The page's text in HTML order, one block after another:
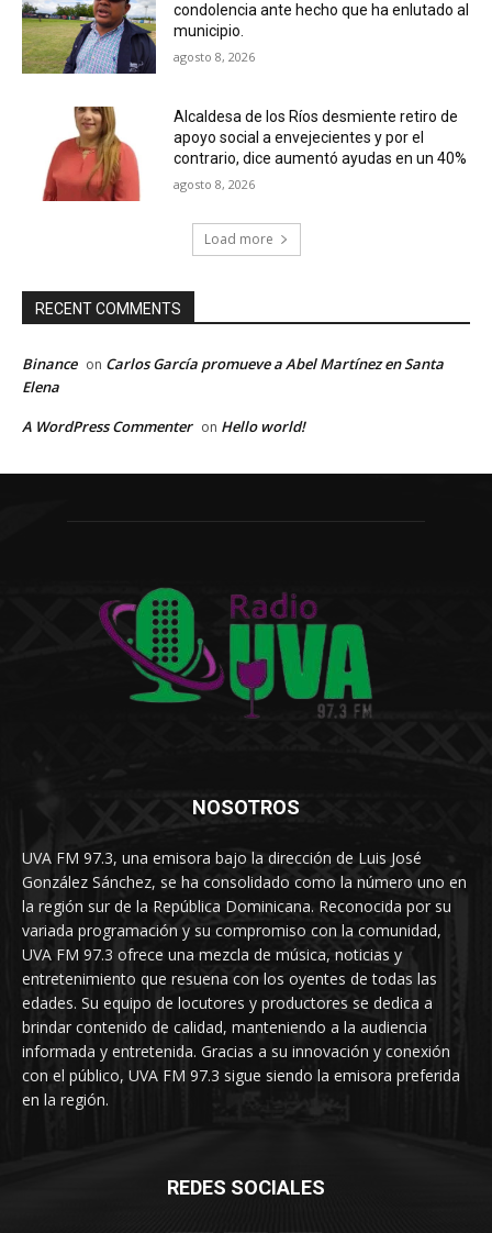
condolencia ante hecho que ha enlutado al
municipio.
agosto 8, 2026
Alcaldesa de los Ríos desmiente retiro de
apoyo social a envejecientes y por el
contrario, dice aumentó ayudas en un 40%
agosto 8, 2026
Load more
RECENT COMMENTS
Binance on Carlos García promueve a Abel Martínez en Santa
Elena
A WordPress Commenter on Hello world!
NOSOTROS
UVA FM 97.3, una emisora bajo la dirección de Luis José
González Sánchez, se ha consolidado como la número uno en
la región sur de la República Dominicana. Reconocida por su
variada programación y su compromiso con la comunidad,
UVA FM 97.3 ofrece una mezcla de música, noticias y
entretenimiento que resuena con los oyentes de todas las
edades. Su equipo de locutores y productores se dedica a
brindar contenido de calidad, manteniendo a la audiencia
informada y entretenida. Gracias a su innovación y conexión
con el público, UVA FM 97.3 sigue siendo la emisora preferida
en la región.
REDES SOCIALES